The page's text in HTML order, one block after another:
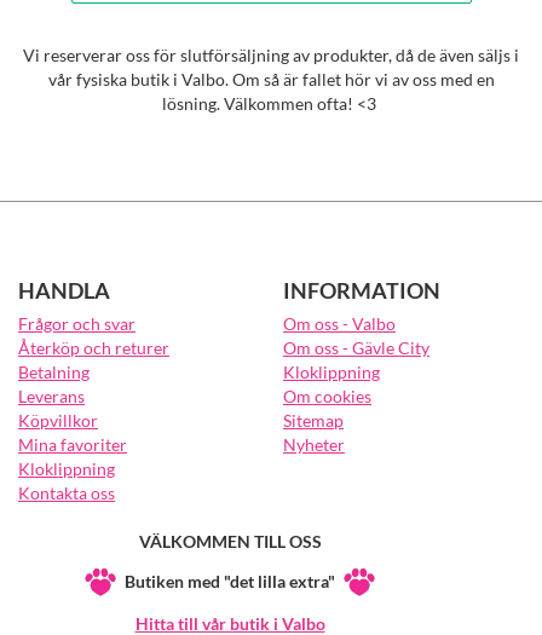
Vi reserverar oss för slutförsäljning av produkter, då de även säljs i
vår fysiska butik i Valbo. Om så är fallet hör vi av oss med en
lösning. Välkommen ofta! <3
HANDLA
Frågor och svar
Återköp och returer
Betalning
Leverans
Köpvillkor
Mina favoriter
Kloklippning
Kontakta oss
INFORMATION
Om oss - Valbo
Om oss - Gävle City
Kloklippning
Om cookies
Sitemap
Nyheter
VÄLKOMMEN TILL OSS
Butiken med "det lilla extra"
Hitta till vår butik i Valbo